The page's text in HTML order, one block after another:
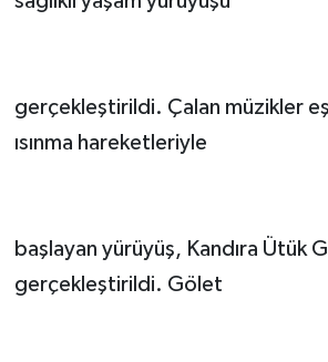
gerçekleştirildi. Çalan müzikler
ısınma hareketleriyle
başlayan yürüyüş, Kandıra Ütük
gerçekleştirildi. Gölet